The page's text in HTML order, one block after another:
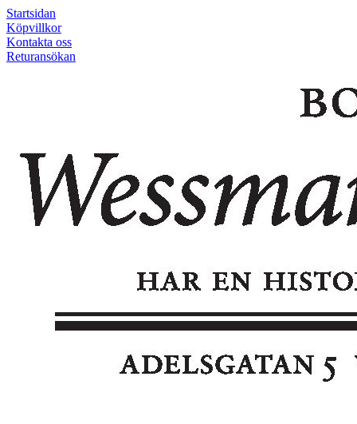
Startsidan
Köpvillkor
Kontakta oss
Returansökan